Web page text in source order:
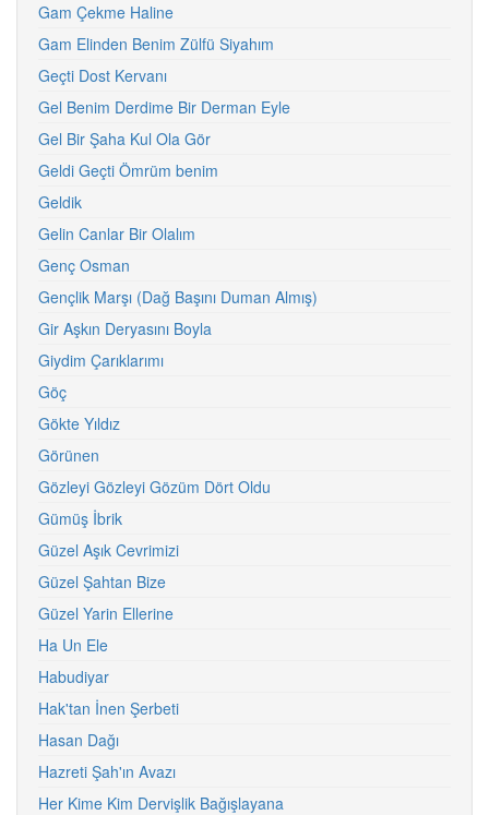
Gam Çekme Haline
Gam Elinden Benim Zülfü Siyahım
Geçti Dost Kervanı
Gel Benim Derdime Bir Derman Eyle
Gel Bir Şaha Kul Ola Gör
Geldi Geçti Ömrüm benim
Geldik
Gelin Canlar Bir Olalım
Genç Osman
Gençlik Marşı (Dağ Başını Duman Almış)
Gir Aşkın Deryasını Boyla
Giydim Çarıklarımı
Göç
Gökte Yıldız
Görünen
Gözleyi Gözleyi Gözüm Dört Oldu
Gümüş İbrik
Güzel Aşık Cevrimizi
Güzel Şahtan Bize
Güzel Yarin Ellerine
Ha Un Ele
Habudiyar
Hak'tan İnen Şerbeti
Hasan Dağı
Hazreti Şah'ın Avazı
Her Kime Kim Dervişlik Bağışlayana